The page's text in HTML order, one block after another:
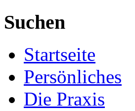
Suchen
Startseite
Persönliches
Die Praxis